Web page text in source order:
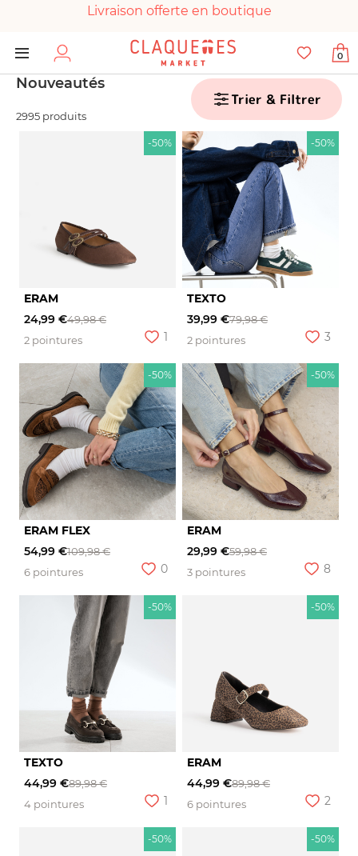
Livraison offerte en boutique
Paiement 100% sécurisé
Chaussures garanties en parfait état
0
Nouveautés
2995 produits
Trier & Filtrer
-50%
ERAM
24,99 €49,98 €
2 pointures
1
-50%
TEXTO
39,99 €79,98 €
2 pointures
3
-50%
ERAM FLEX
54,99 €109,98 €
6 pointures
0
-50%
ERAM
29,99 €59,98 €
3 pointures
8
-50%
TEXTO
44,99 €89,98 €
4 pointures
1
-50%
ERAM
44,99 €89,98 €
6 pointures
2
-50% -50%